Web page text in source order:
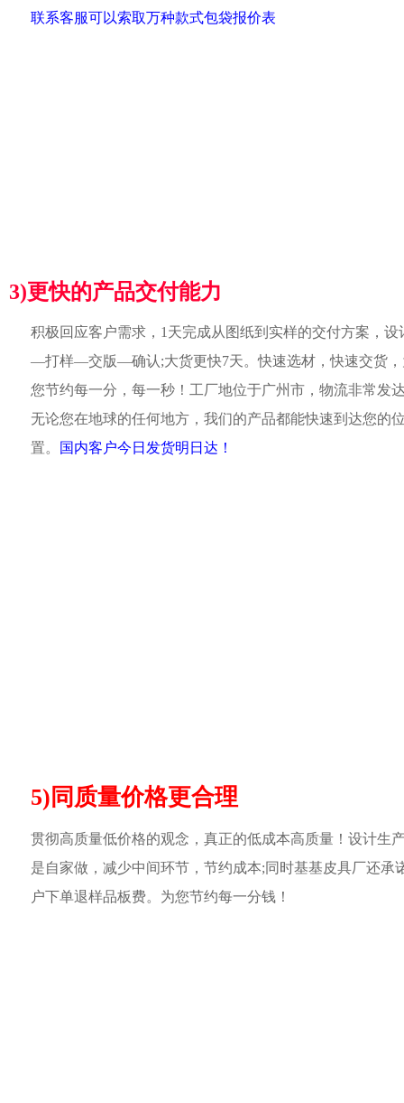
联系客服可以索取万种款式包袋报价表
3)更快的产品交付能力
积极回应客户需求，1天完成从图纸到实样的交付方案，设
—打样—交版—确认;大货更快7天。快速选材，快速交货
您节约每一分，每一秒！工厂地位于广州市，物流非常发
无论您在地球的任何地方，我们的产品都能快速到达您的
置。
国内客户今日发货明日达！
5)同质量价格更合理
贯彻高质量低价格的观念，真正的低成本高质量！设计生
是自家做，减少中间环节，节约成本;同时基基皮具厂还承
户下单退样品板费。为您节约每一分钱！